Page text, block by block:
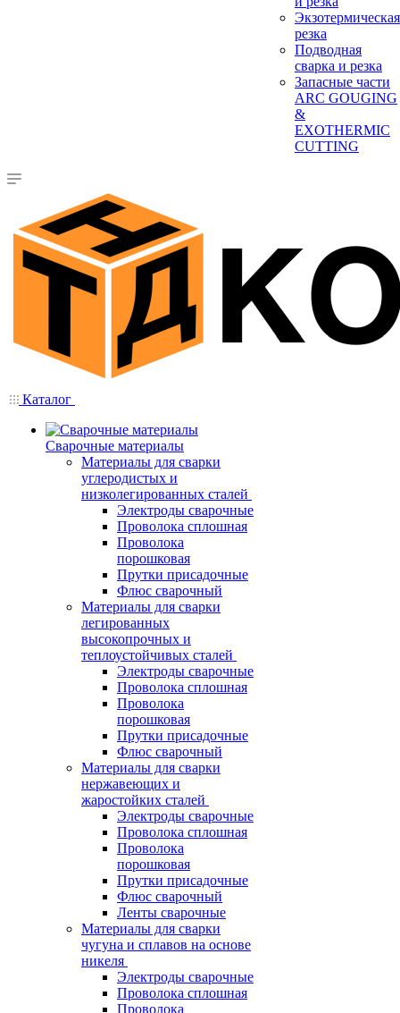
Экзотермическая
резка
Подводная
сварка и резка
Запасные части
ARC GOUGING
&
EXOTHERMIC
CUTTING
Каталог
Сварочные материалы
Материалы для сварки
углеродистых и
низколегированных сталей
Электроды сварочные
Проволока сплошная
Проволока
порошковая
Прутки присадочные
Флюс сварочный
Материалы для сварки
легированных
высокопрочных и
теплоустойчивых сталей
Электроды сварочные
Проволока сплошная
Проволока
порошковая
Прутки присадочные
Флюс сварочный
Материалы для сварки
нержавеющих и
жаростойких сталей
Электроды сварочные
Проволока сплошная
Проволока
порошковая
Прутки присадочные
Флюс сварочный
Ленты сварочные
Материалы для сварки
чугуна и сплавов на основе
никеля
Электроды сварочные
Проволока сплошная
Проволока